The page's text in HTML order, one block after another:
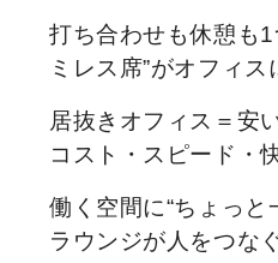
打ち合わせも休憩も1
ミレス席”がオフィ
居抜きオフィス＝安
コスト・スピード・
働く空間に“ちょっと
ラウンジが人をつな